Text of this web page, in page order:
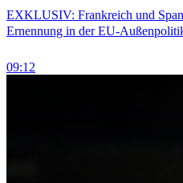
EXKLUSIV: Frankreich und
Ernennung in der EU-
09:12